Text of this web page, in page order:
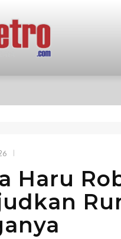
Haru